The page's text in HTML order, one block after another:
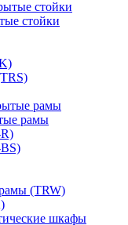
стойки
рамы
(TRW)